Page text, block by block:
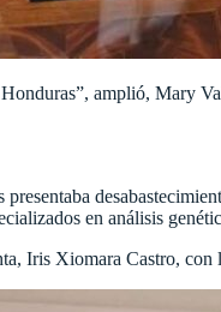
amplió, Mary
en análisis
Iris Xiomara Castro,